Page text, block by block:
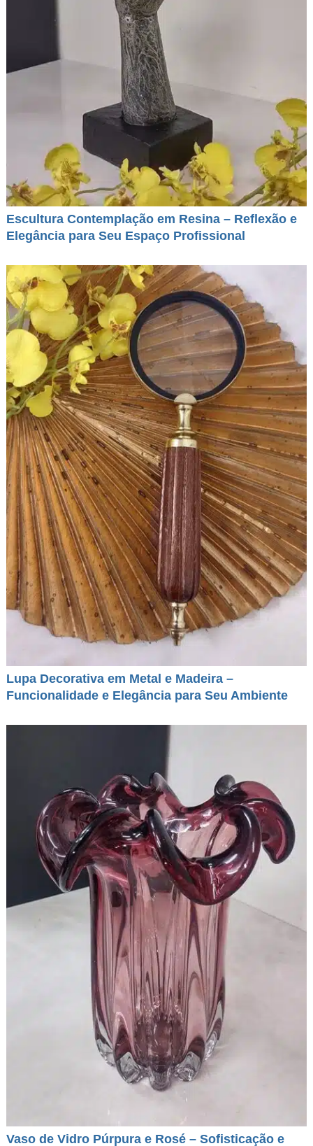
Escultura Contemplação em Resina – Reflexão e
Elegância para Seu Espaço Profissional
Lupa Decorativa em Metal e Madeira –
Funcionalidade e Elegância para Seu Ambiente
Vaso de Vidro Púrpura e Rosé – Sofisticação e